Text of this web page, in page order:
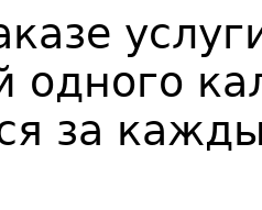
одного
за